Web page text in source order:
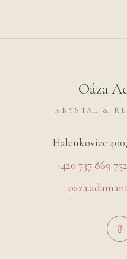
Oáza
KRYSTAL &
Halenkovice
+420 737 869 752